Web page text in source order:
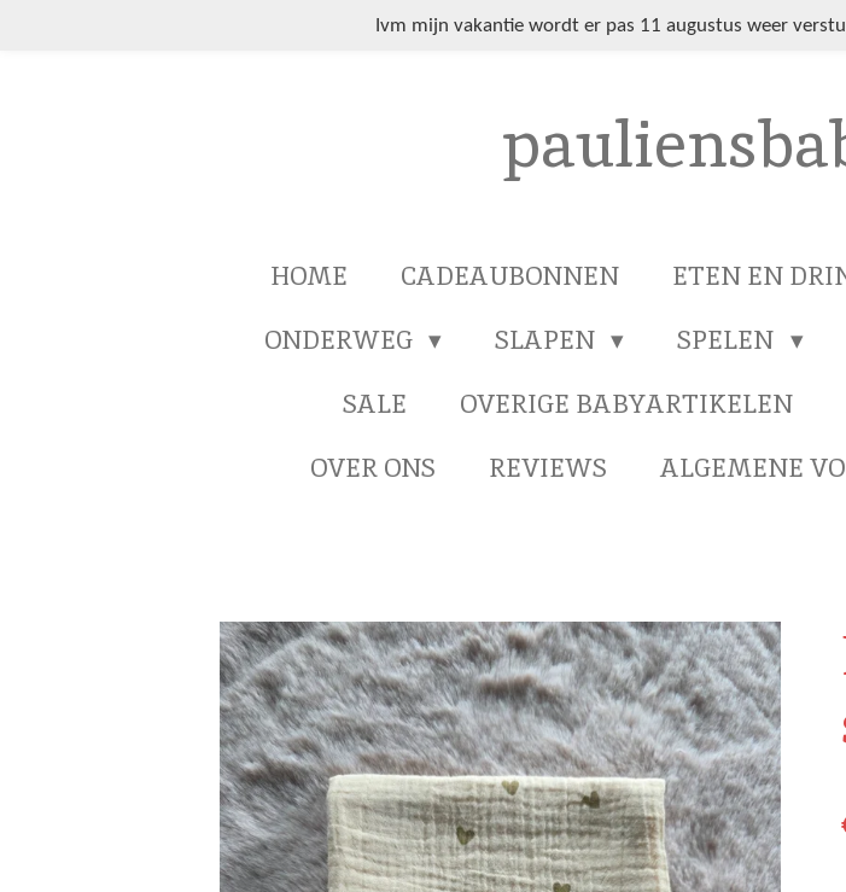
Ivm mijn vakantie wordt er pas 11 augustus weer
HOME CADEAUBONNEN ETEN EN
ONDERWEG
SLAPEN SPELEN
SALE
OVERIGE BABYARTIKELEN
OVER ONS
REVIEWS ALGEMENE